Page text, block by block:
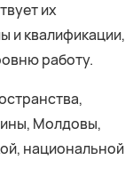
их
и квалификации,
работу.
Молдовы,
национальной